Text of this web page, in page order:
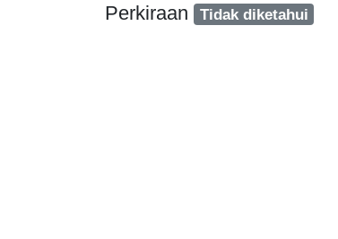
Perkiraan Tidak diketahui